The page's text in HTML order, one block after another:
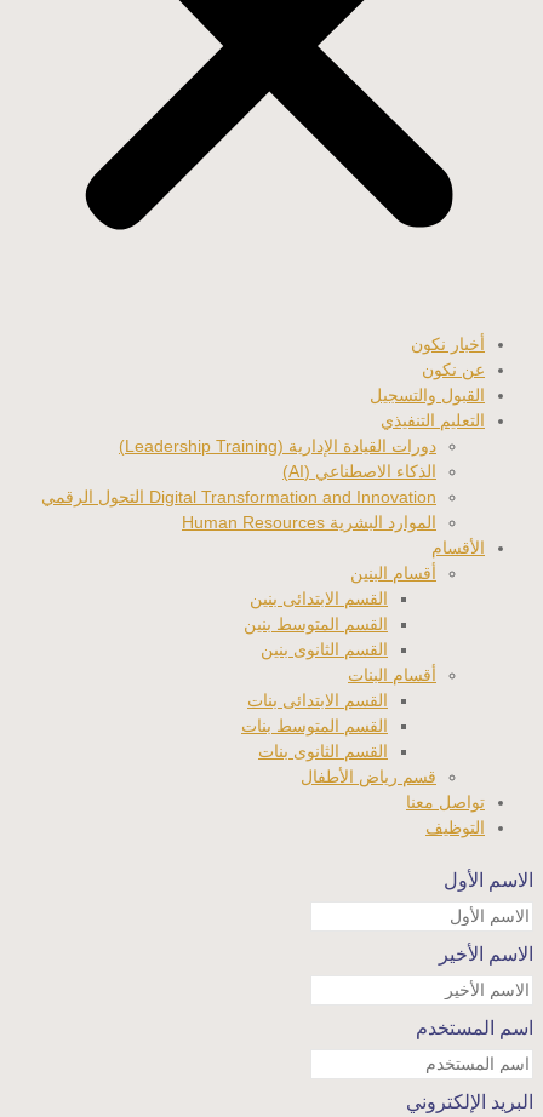
أخبار نكون
عن نكون
القبول والتسجيل
التعليم التنفيذي
دورات القيادة الإدارية (Leadership Training)
الذكاء الاصطناعي (AI)
Digital Transformation and Innovation التحول الرقمي
الموارد البشرية Human Resources
الأقسام
أقسام البنين
القسم الابتدائى بنين
القسم المتوسط بنين
القسم الثانوى بنين
أقسام البنات
القسم الابتدائى بنات
القسم المتوسط بنات
القسم الثانوى بنات
قسم رياض الأطفال
تواصل معنا
التوظيف
الاسم الأول
الاسم الأخير
اسم المستخدم
البريد الإلكتروني